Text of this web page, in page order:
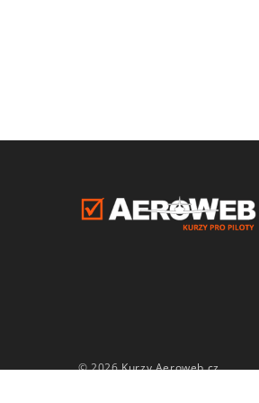
© 2026Kurzy Aeroweb.cz.